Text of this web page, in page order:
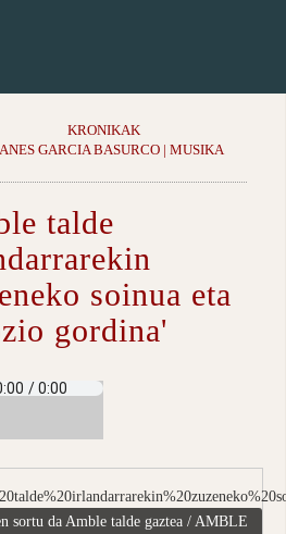
KRONIKAK
GARCIA BASURCO | MUSIKA
talde
soinua eta
gordina'
sortu da Amble talde gaztea / AMBLE